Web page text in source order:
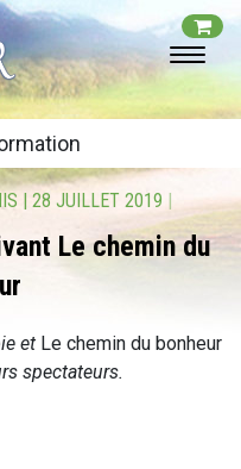
| 28 JUILLET 2019 |
Le chemin du
et Le chemin du bonheur
spectateurs.